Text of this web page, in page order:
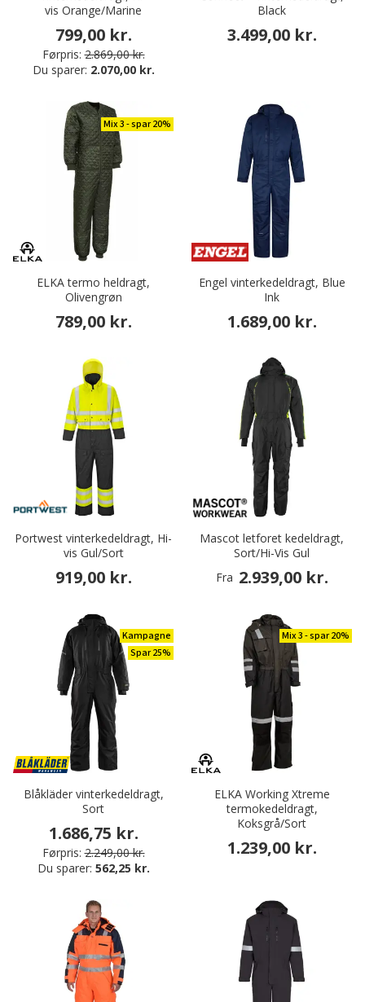
vis Orange/Marine
799,00 kr.
Førpris: 2.869,00 kr.
Du sparer: 2.070,00 kr.
Black
3.499,00 kr.
Mix 3 - spar 20%
ELKA termo heldragt,
Olivengrøn
789,00 kr.
Engel vin terkedeldragt, Blue
Ink
1.689,00 kr.
Portwest vinterkedeldragt, Hi-
vis Gul/Sort
919,00 kr.
Mascot letforet kedeldragt,
Sort/Hi-Vis Gul
Fra 2.939,00 kr.
Kampagne
Spar 25%
Blåkläder vinterkedeldragt,
Sort
1.686,75 kr.
Førpris: 2.249,00 kr.
Du sparer: 562,25 kr.
Mix 3 - spar 20%
ELKA Working Xtreme
termokedeldragt,
Koksgrå/Sort
1.239,00 kr.